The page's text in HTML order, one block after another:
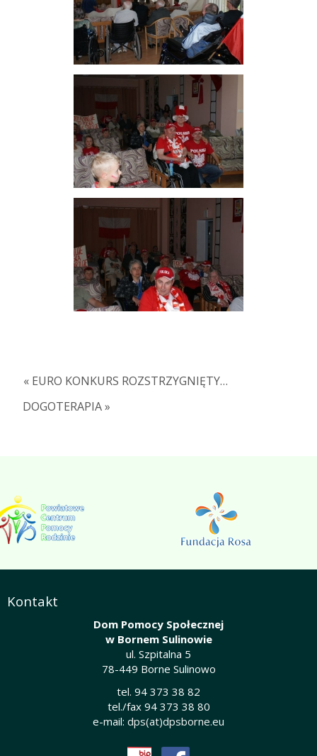
« EURO KONKURS ROZSTRZYGNIĘTY…
DOGOTERAPIA »
Kontakt
Dom Pomocy Społecznej
w Bornem Sulinowie
ul. Szpitalna 5
78-449 Borne Sulinowo
tel. 94 373 38 82
tel./fax 94 373 38 80
e-mail: dps(at)dpsborne.eu